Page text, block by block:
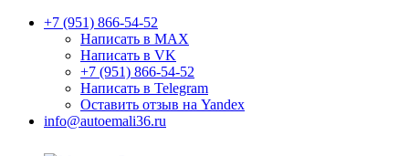
+7 (951) 866-54-52
Написать в MAX
Написать в VK
+7 (951) 866-54-52
Написать в Telegram
Оставить отзыв на Yandex
info@autoemali36.ru